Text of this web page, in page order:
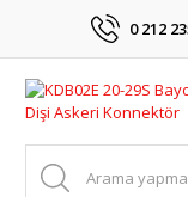
0 212